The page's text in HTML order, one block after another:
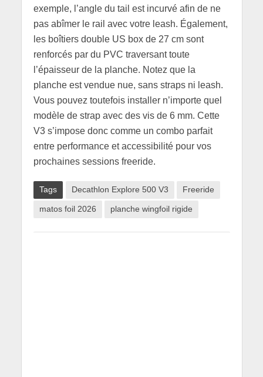
exemple, l’angle du tail est incurvé afin de ne
pas abîmer le rail avec votre leash. Également,
les boîtiers double US box de 27 cm sont
renforcés par du PVC traversant toute
l’épaisseur de la planche. Notez que la
planche est vendue nue, sans straps ni leash.
Vous pouvez toutefois installer n’importe quel
modèle de strap avec des vis de 6 mm. Cette
V3 s’impose donc comme un combo parfait
entre performance et accessibilité pour vos
prochaines sessions freeride.
Tags Decathlon Explore 500 V3 Freeride
matos foil 2026 planche wingfoil rigide